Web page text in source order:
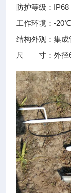
防护等级：IP68
工作环境：-
结构外观：集成
尺 寸：外径